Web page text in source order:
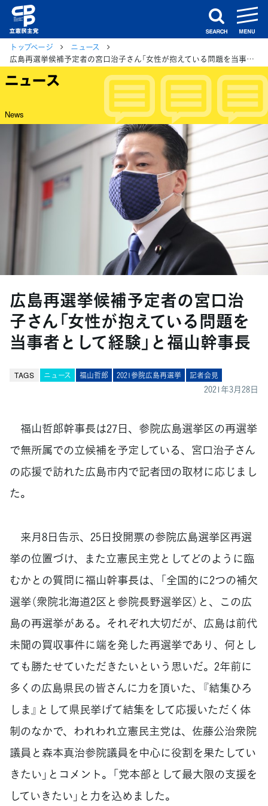
search
トップページ
ニュース
広島再選挙候補予定者の宮口治子さん「女性が抱えている問題を当事者として経験」と福山幹事長
ニュース
News
広島再選挙候補予定者の宮口治
子さん「女性が抱えている問題を
当事者として経験」と福山幹事長
TAGS ニュース 福山哲郎 2021参院広島再選挙 記者会見
2021年3月28日
福山哲郎幹事長は27日、参院広島選挙区の再選挙
で無所属での立候補を予定している、宮口治子さん
の応援で訪れた広島市内で記者団の取材に応じまし
た。
来月8日告示、25日投開票の参院広島選挙区再選
挙の位置づけ、また立憲民主党としてどのように臨
むかとの質問に福山幹事長は、「全国的に2つの補欠
選挙（衆院北海道2区と参院長野選挙区）と、この広
島の再選挙がある。それぞれ大切だが、広島は前代
未聞の買収事件に端を発した再選挙であり、何とし
ても勝たせていただきたいという思いだ。2年前に
多くの広島県民の皆さんに力を頂いた、『結集ひろ
しま』として県民挙げて結集をして応援いただく体
制のなかで、われわれ立憲民主党は、佐藤公治衆院
議員と森本真治参院議員を中心に役割を果たしてい
きたい」とコメント。「党本部として最大限の支援を
していきたい」と力を込めました。